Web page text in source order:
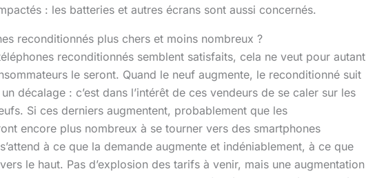
: les batteries et autres écrans sont aussi concernés.
reconditionnés plus chers et moins nombreux ?
reconditionnés semblent satisfaits, cela ne veut pour autant
le seront. Quand le neuf augmente, le reconditionné suit
décalage : c’est dans l’intérêt de ces vendeurs de se caler sur les
Si ces derniers augmentent, probablement que les
encore plus nombreux à se tourner vers des smartphones
à ce que la demande augmente et indéniablement, à ce que
le haut. Pas d’explosion des tarifs à venir, mais une augmentation